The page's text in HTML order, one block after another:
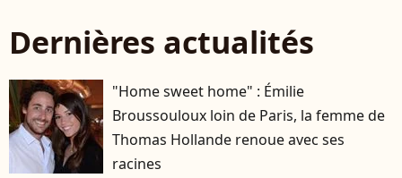
Dernières actualités
"Home sweet home" : Émilie
Broussouloux loin de Paris, la femme de
Thomas Hollande renoue avec ses
racines